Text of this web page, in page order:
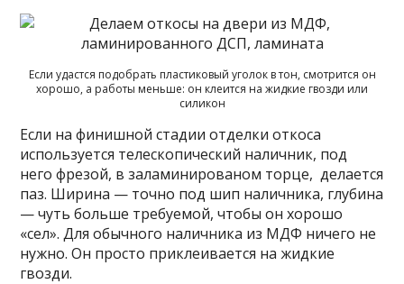
Если удастся подобрать пластиковый уголок в тон, смотрится он
хорошо, а работы меньше: он клеится на жидкие гвозди или
силикон
Если на финишной стадии отделки откоса
используется телескопический наличник, под
него фрезой, в заламинированом торце, делается
паз. Ширина — точно под шип наличника, глубина
— чуть больше требуемой, чтобы он хорошо
«сел». Для обычного наличника из МДФ ничего не
нужно. Он просто приклеивается на жидкие
гвозди.